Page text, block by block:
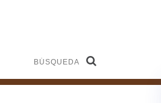
Búsqueda